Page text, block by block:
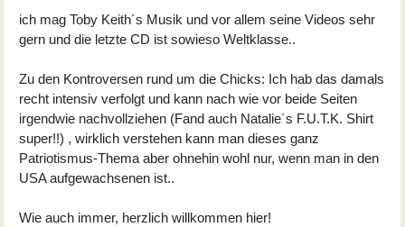
ich mag Toby Keith´s Musik und vor allem seine Videos sehr
gern und die letzte CD ist sowieso Weltklasse..
Zu den Kontroversen rund um die Chicks: Ich hab das damals
recht intensiv verfolgt und kann nach wie vor beide Seiten
irgendwie nachvollziehen (Fand auch Natalie´s F.U.T.K. Shirt
super!!) , wirklich verstehen kann man dieses ganz
Patriotismus-Thema aber ohnehin wohl nur, wenn man in den
USA aufgewachsenen ist..
Wie auch immer, herzlich willkommen hier!